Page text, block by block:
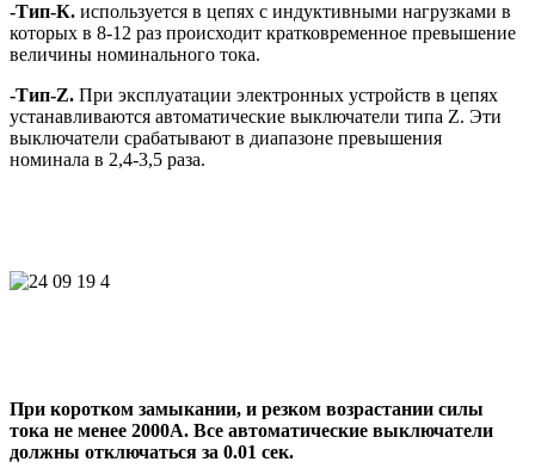
-Тип-К. используется в цепях с индуктивными нагрузками в
которых в 8-12 раз происходит кратковременное превышение
величины номинального тока.
-Тип-Z. При эксплуатации электронных устройств в цепях
устанавливаются автоматические выключатели типа Z. Эти
выключатели срабатывают в диапазоне превышения
номинала в 2,4-3,5 раза.
При коротком замыкании, и резком возрастании силы
тока не менее 2000А. Все автоматические выключатели
должны отключаться за 0.01 сек.